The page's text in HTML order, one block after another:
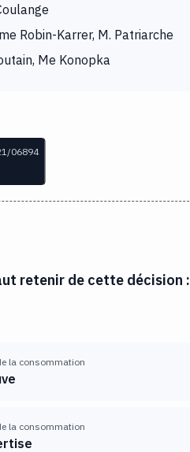
Robin-Karrer, M. Patriarche
Me Konopka
06894
retenir de cette décision :
la consommation
la consommation